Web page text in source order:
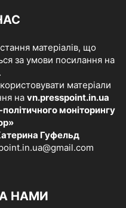
матеріалів, що
за умови посилання на
матеріали
на vn.presspoint.in.ua
моніторингу
Гуфельд
НАМИ